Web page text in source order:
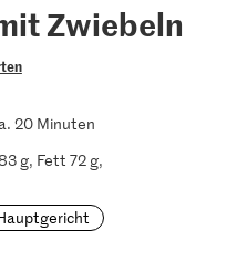
Zwiebeln
20 Minuten
g, Fett 72 g,